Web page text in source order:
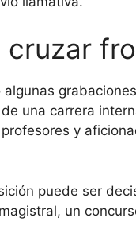
cruzar
una carrera
y
puede ser
un